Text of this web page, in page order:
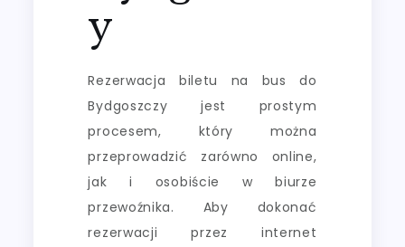
y
Rezerwacja biletu na bus do
Bydgoszczy jest prostym
procesem, który można
przeprowadzić zarówno online,
jak i osobiście w biurze
przewoźnika. Aby dokonać
rezerwacji przez internet